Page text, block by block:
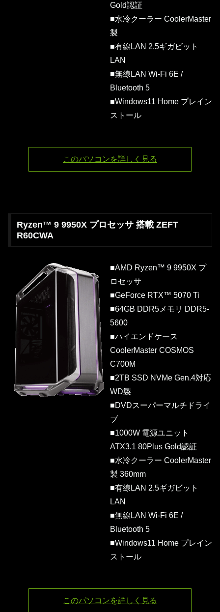
Gold認証
■水冷クーラー CoolerMaster
製
■有線LAN 2.5ギガビット
LAN
■無線LAN Wi-Fi 6E /
Bluetooth 5
■Windows11 Home プレイン
ストール
このパソコンを詳しく見る
Ryzen™ 9 9950X プロセッサ 搭載 ZEFT
R60CWA
■AMD Ryzen™ 9 9950X プ
ロセッサ
■GeForce RTX™ 5070 Ti
■64GB DDR5メモリ DDR5-
5600
■ハイエンドケース
CoolerMaster COSMOS
C700M
■2TB SSD NVMe Gen.4対応
WD製
■DVDスーパーマルチドライ
ブ
■1000W 電源ユニット
ATX3.1 80Plus Gold認証
■水冷クーラー CoolerMaster
製 360mm
■有線LAN 2.5ギガビット
LAN
■無線LAN Wi-Fi 6E /
Bluetooth 5
■Windows11 Home プレイン
ストール
このパソコンを詳しく見る